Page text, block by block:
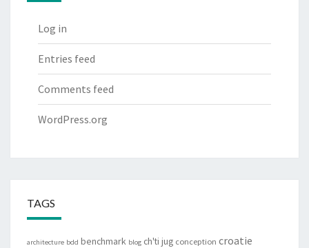
Log in
Entries feed
Comments feed
WordPress.org
TAGS
architecture bdd benchmark blog ch'ti jug conception croatie